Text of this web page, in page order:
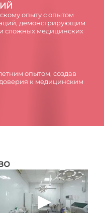
опыту с опытом
демонстрирующим
сложных медицинских
опытом, создав
к медицинским